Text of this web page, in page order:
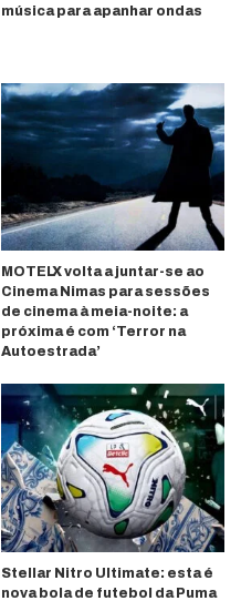
música para apanhar ondas
MOTELX volta a juntar-se ao
Cinema Nimas para sessões
de cinema à meia-noite: a
próxima é com ‘Terror na
Autoestrada’
Stellar Nitro Ultimate: esta é
nova bola de futebol da Puma